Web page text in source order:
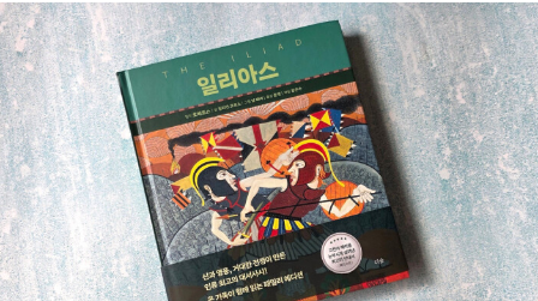
의 고독', '장미의 이름' 등 다양한 고전의 삽화를 그린 작가로 그의
그림은 영국 박물관, 왕립 미술 아카데미, 도서관 등에 전시되었습
니다. 그리스군과 트로이아는 9년 동안 대치 상태입니다.트로이아
의 왕자 파리스가 메넬라오스의 부인 헬레나와 사랑의 도피 행각을
하면서 벌어진 전쟁이죠.이 전쟁엔 많은 신들이 편이 갈려 그리스와
트로이아를 응원합니다.그래서 9년 동안 전쟁은 별 진전 없이 진행
되고 있죠. 아가멤논은 자신이 차지한 아름다운 소녀 크리세이스가
아폴론 신을 모시는 제사장의 딸이며 그로 인해 아폴론이 그리스군
에게 질병을 퍼뜨린다는 사실 때문에 아킬레우스에게 한 소리를 듣
습니다.아가멤논은 크리세이스와 아킬레우스의 포로이자 아킬레우
스가 아끼는 브리세이즈까지 돌려주기로 합니다. 아가멤논과 아킬